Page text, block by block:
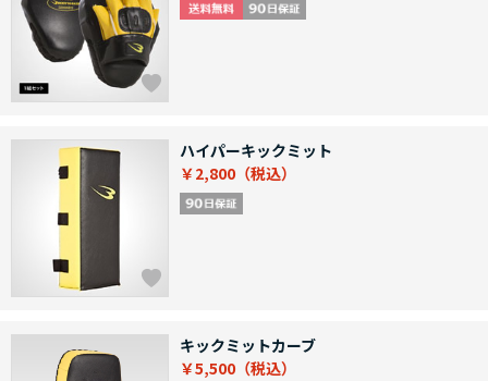
ハイパーキックミット
￥2,800
キックミットカーブ
￥5,500